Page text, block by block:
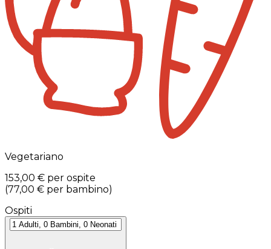
Vegetariano
153,00 € per ospite
(77,00 € per bambino)
Ospiti